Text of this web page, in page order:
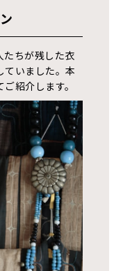
たちが残した衣
ていました。本
紹介します。